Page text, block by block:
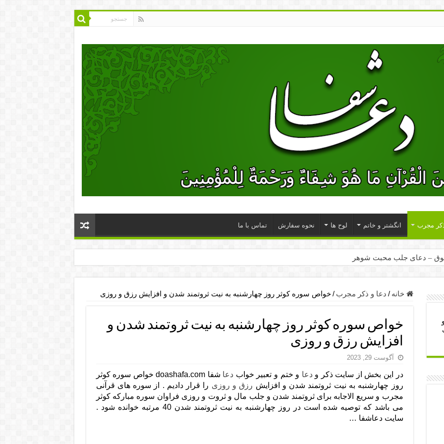
مجرب انگشتر و خاتم لوح ها نحوه سفارش تماس با ما
– دعای جلب محبت شوهر
– دعای یا من اظهر الجمیل برای حاجت
آن ها – ذکر مخصوص مستجاب الدعوه شدن
– دعای ترس و بی خوابی کودکان
دعای رفع مشکلات و طلب حاجت
– آیه‌ جلب ثروت و برکت مال
چشم زخم – دعای چشم زخم ماشاالله
برای آرامش قلب و رفع اضطراب
روز – دعای ثروت حضرت سلیمان
خانه / دعا و ذکر مجرب / خواص سوره کوثر روز چهارشنبه به نیت ثروتمند شدن و افزایش رزق و روزی
خواص سوره کوثر روز چهارشنبه به نیت ثروتمند شدن و
افزایش رزق و روزی
آگوست 29, 2023
در این بخش از سایت ذکر ودعا و ختم و تعبیر خواب دعا
شفا doashafa.com خواص سوره کوثر
روز چهارشنبه به نیت ثروتمند شدن و افزایش رزق و روزی را قرار دادیم . از سوره های قرآنی
مجرب و سریع الاجابه برای ثروتمند شدن و جلب مال و ثروت و روزی فراوان سوره مبارکه کوثر
می باشد که توصیه شده است در روز چهارشنبه به نیت ثروتمند شدن 40 مرتبه خوانده شود .
سایت دعاشفا …